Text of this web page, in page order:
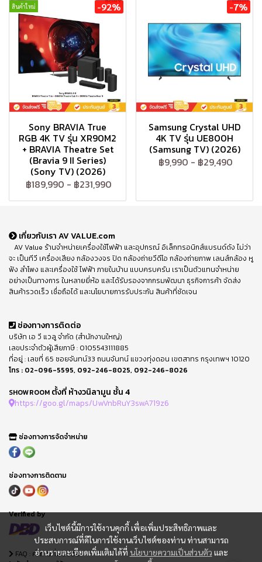
สินค้าใหม่ -92%
Sony BRAVIA True
RGB 4K TV รุ่น XR90M2
+ BRAVIA Theatre Set
(Bravia 9 II Series)
(Sony TV) (2026)
฿189,990 - ฿231,990
-7%
Samsung Crystal UHD
4K TV รุ่น UE800H
(Samsung TV) (2026)
฿9,990 - ฿29,490
เว็บไซต์นี้มีการใช้งานคุกกี้ เพื่อเพิ่มประสิทธิภาพและ
ประสบการณ์ที่ดีในการใช้งานเว็บไซต์ของท่าน ท่านสามารถ
อ่านรายละเอียดเพิ่มเติมได้ที่ นโยบายความเป็นส่วนตัว และ
เกี่ยวกับเรา AV VALUE.com
AV Value ร้านจำหน่ายเครื่องใช้ไฟฟ้า และอุปกรณ์ อิเล็กทรอนิกส์แบรนด์ดัง ไม่ว่า
จะ เป็นทีวี เครื่องเสียง กล้องวงจร ปิด กล้องถ่ายวีดีโอ กล้องถ่ายภาพ เลนส์กล้อง หู
ฟัง ลำโพง และเครื่องใช้ ไฟฟ้า ภายในบ้าน แบบครบครัน เราเป็นตัวแทนจำหน่าย
อย่างเป็นทางการ ในหลายยี่ห้อ และได้รับรองจากกรมพัฒนา ธุรกิจการค้า จัดส่ง
สินค้ารวดเร็ว เชื่อถือได้ และนโยบายการรับประกัน สินค้าที่ชัดเจน
ช่องทางการติดต่อ
บริษัท เอ วี แวลู จำกัด (สำนักงานใหญ่)
เลขประจำตัวผู้เสียภาษี : 0105543111885
ที่อยู่ : เลขที่ 65 ซอยจันทน์33 ถนนจันทน์ แขวงทุ่งดอน เขตสาทร กรุงเทพฯ 10120
โทร : 02-096-5595, 092-246-8025, 092-246-8026
SHOWROOM ตั้งที่ ห้างวนิลามูน ชั้น 4
https://goo.gl/maps/UwVnbRuY3swA719z6
ช่องทางการจัดจำหน่าย
ช่องทางการติดตาม
Verified by
FAQ : คำถามที่พบบ่อย